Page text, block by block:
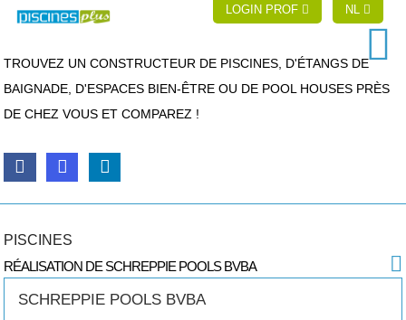
LOGIN PROF NL
TROUVEZ UN CONSTRUCTEUR DE PISCINES, D'ÉTANGS DE
BAIGNADE, D'ESPACES BIEN-ÊTRE OU DE POOL HOUSES PRÈS
DE CHEZ VOUS ET COMPAREZ !
PISCINES
RÉALISATION DE SCHREPPIE POOLS BVBA
SCHREPPIE POOLS BVBA